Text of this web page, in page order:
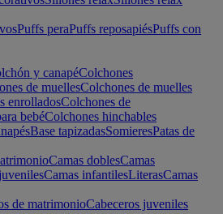
Puffs peraPuffs reposapiésPuffs con
y canapéColchones
de muellesColchones de muelles
enrolladosColchones de
bebéColchones hinchables
Base tapizadasSomieresPatas de
Camas doblesCamas
Camas infantilesLiterasCamas
de matrimonioCabeceros juveniles